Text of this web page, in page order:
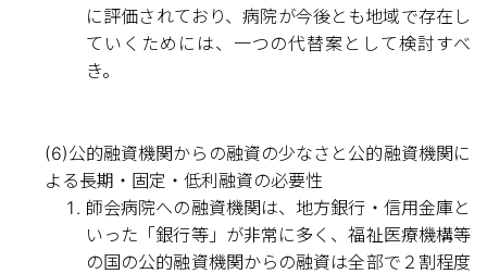
に評価されており、病院が今後とも地域で存在し
ていくためには、一つの代替案として検討すべ
き。
(6)公的融資機関からの融資の少なさと公的融資機関に
よる長期・固定・低利融資の必要性
師会病院への融資機関は、地方銀行・信用金庫と
いった「銀行等」が非常に多く、福祉医療機構等
の国の公的融資機関からの融資は全部で２割程度